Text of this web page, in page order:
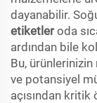
dayanabilir.
etiketleroda
ardından bile
Bu,
ve potansiyel
açısından kritik